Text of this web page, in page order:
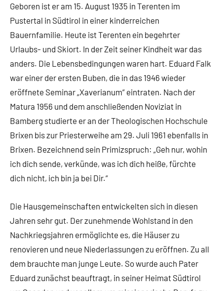
Geboren ist er am 15. August 1935 in Terenten im
Pustertal in Südtirol in einer kinderreichen
Bauernfamilie. Heute ist Terenten ein begehrter
Urlaubs- und Skiort. In der Zeit seiner Kindheit war das
anders. Die Lebensbedingungen waren hart. Eduard Falk
war einer der ersten Buben, die in das 1946 wieder
eröffnete Seminar „Xaverianum“ eintraten. Nach der
Matura 1956 und dem anschließenden Noviziat in
Bamberg studierte er an der Theologischen Hochschule
Brixen bis zur Priesterweihe am 29. Juli 1961 ebenfalls in
Brixen. Bezeichnend sein Primizspruch: „Geh nur, wohin
ich dich sende, verkünde, was ich dich heiße, fürchte
dich nicht, ich bin ja bei Dir.“
Die Hausgemeinschaften entwickelten sich in diesen
Jahren sehr gut. Der zunehmende Wohlstand in den
Nachkriegsjahren ermöglichte es, die Häuser zu
renovieren und neue Niederlassungen zu eröffnen. Zu all
dem brauchte man junge Leute. So wurde auch Pater
Eduard zunächst beauftragt, in seiner Heimat Südtirol